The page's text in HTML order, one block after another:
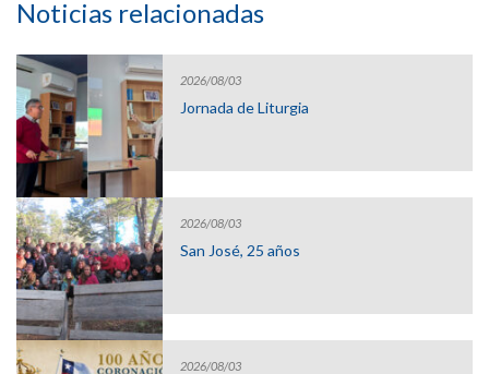
Noticias relacionadas
2026/08/03
Jornada de Liturgia
2026/08/03
San José, 25 años
2026/08/03